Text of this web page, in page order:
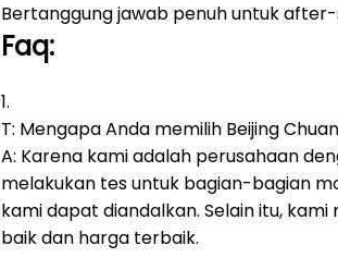
Bertanggung jawab penuh untuk
Faq:
1.
T: Mengapa Anda memilih Beijing
A: Karena kami adalah perusahaan
melakukan tes untuk bagian-bagian
kami dapat diandalkan. Selain itu,
baik dan harga terbaik.